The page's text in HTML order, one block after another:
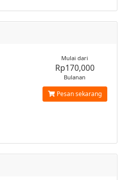
Mulai dari
Rp170,000
Bulanan
Pesan sekarang